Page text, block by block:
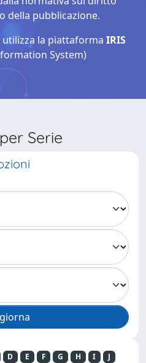
della pubblicazione.
utilizza la piattaforma IRIS
System)
Serie
D E F G H I
J